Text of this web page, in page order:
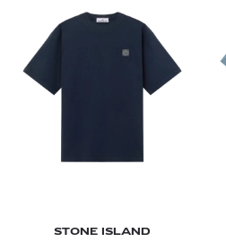
STONE ISLAND